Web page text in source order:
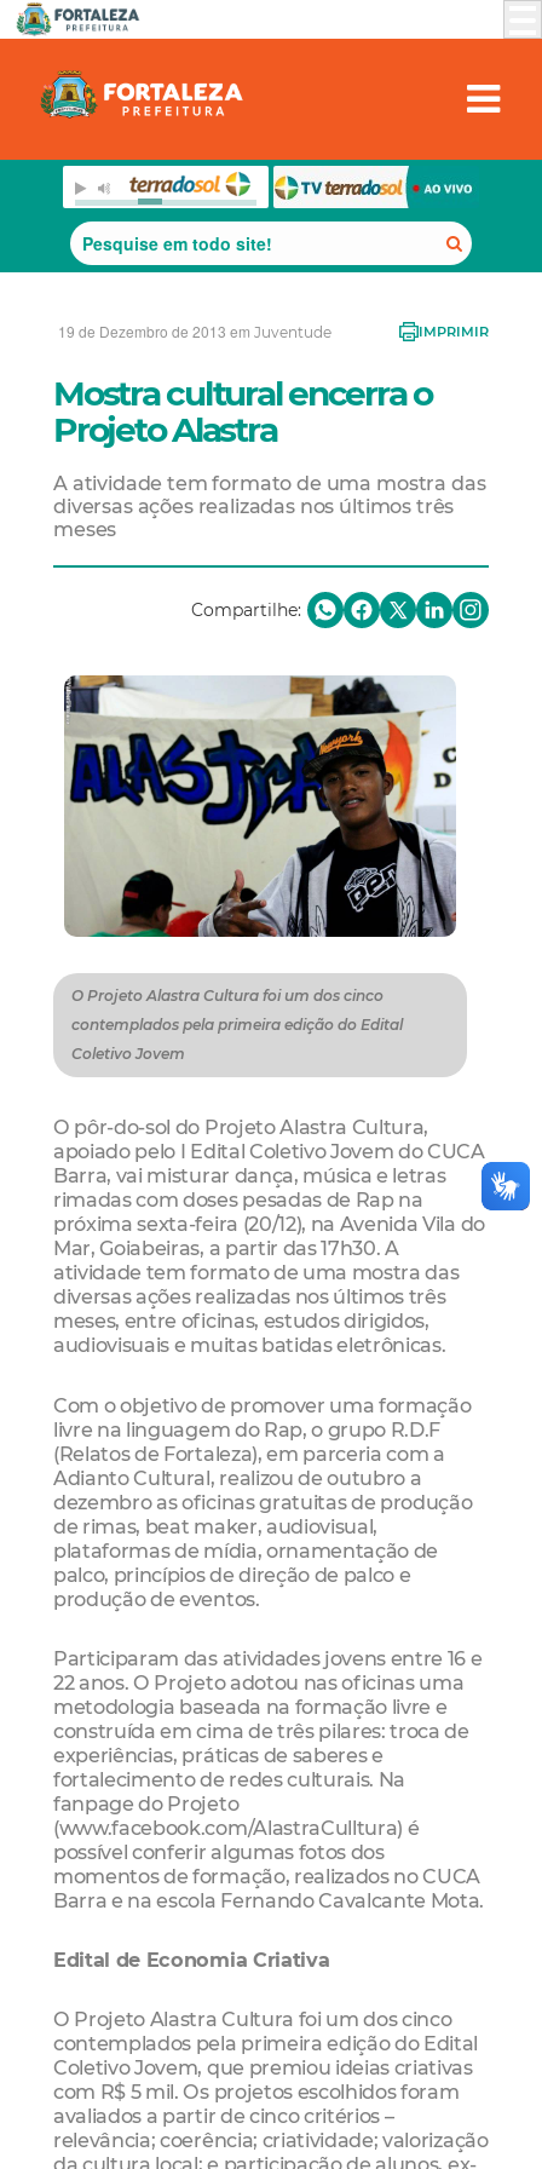
19 de Dezembro de 2013 em Juventude IMPRIMIR
Mostra cultural encerra o
Projeto Alastra
A atividade tem formato de uma mostra das
diversas ações realizadas nos últimos três
meses
Compartilhe:
O Projeto Alastra Cultura foi um dos cinco
contemplados pela primeira edição do Edital
Coletivo Jovem
O pôr-do-sol do Projeto Alastra Cultura,
apoiado pelo I Edital Coletivo Jovem do CUCA
Barra, vai misturar dança, música e letras
rimadas com doses pesadas de Rap na
próxima sexta-feira (20/12), na Avenida Vila do
Mar, Goiabeiras, a partir das 17h30. A
atividade tem formato de uma mostra das
diversas ações realizadas nos últimos três
meses, entre oficinas, estudos dirigidos,
audiovisuais e muitas batidas eletrônicas.
Com o objetivo de promover uma formação
livre na linguagem do Rap, o grupo R.D.F
(Relatos de Fortaleza), em parceria com a
Adianto Cultural, realizou de outubro a
dezembro as oficinas gratuitas de produção
de rimas, beat maker, audiovisual,
plataformas de mídia, ornamentação de
palco, princípios de direção de palco e
produção de eventos.
Participaram das atividades jovens entre 16 e
22 anos. O Projeto adotou nas oficinas uma
metodologia baseada na formação livre e
construída em cima de três pilares: troca de
experiências, práticas de saberes e
fortalecimento de redes culturais. Na
fanpage do Projeto
(www.facebook.com/AlastraCulltura) é
possível conferir algumas fotos dos
momentos de formação, realizados no CUCA
Barra e na escola Fernando Cavalcante Mota.
Edital de Economia Criativa
O Projeto Alastra Cultura foi um dos cinco
contemplados pela primeira edição do Edital
Coletivo Jovem, que premiou ideias criativas
com R$ 5 mil. Os projetos escolhidos foram
avaliados a partir de cinco critérios –
relevância; coerência; criatividade; valorização